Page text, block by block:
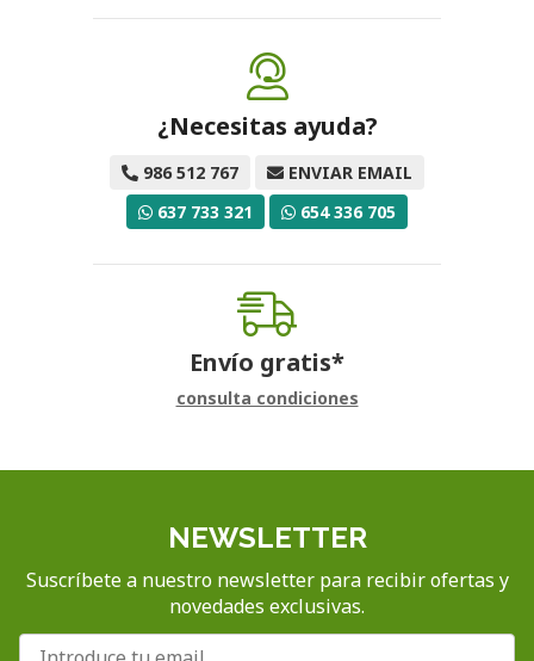
¿Necesitas ayuda?
986 512 767
ENVIAR EMAIL
637 733 321
654 336 705
Envío gratis*
consulta condiciones
NEWSLETTER
Suscríbete a nuestro newsletter para recibir ofertas y
novedades exclusivas.